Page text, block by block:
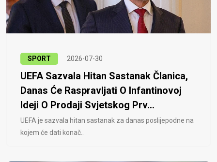
SPORT 2026-07-30
UEFA Sazvala Hitan Sastanak Članica,
Danas Će Raspravljati O Infantinovoj
Ideji O Prodaji Svjetskog Prv...
UEFA je sazvala hitan sastanak za danas poslijepodne na
kojem će dati konač..